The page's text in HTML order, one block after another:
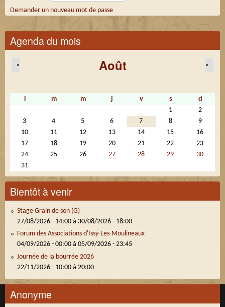
Demander un nouveau mot de passe
Agenda du mois
Août
« »
m m j v s
d
1
2
3
4 5 6 7 8
9
10
11 12 13 14 15
16
17
18 19 20 21 22
23
24
25 26 27 28 29
30
31
Bientôt à venir
Stage Grain de son (G)
27/08/2026 - 14:00 à 30/08/2026 - 18:00
Forum des Associations d'Issy-Les-Moulineaux
04/09/2026 - 00:00 à 05/09/2026 - 23:45
Journée de la bourrée 2026
22/11/2026 - 10:00 à 20:00
Anonyme